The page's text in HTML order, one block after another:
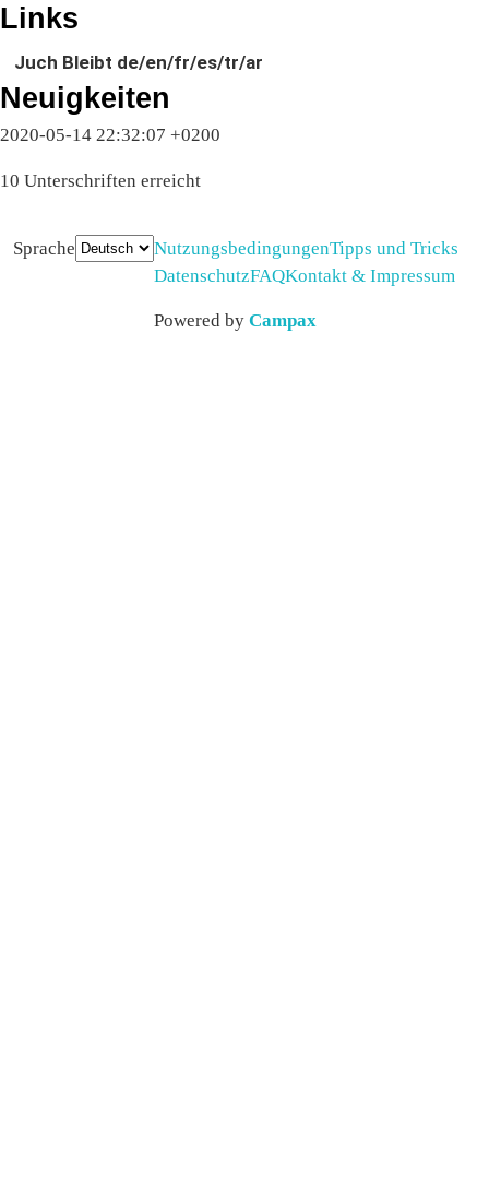
Links
Juch Bleibt de/en/fr/es/tr/ar
Neuigkeiten
2020-05-14 22:32:07 +0200
10 Unterschriften erreicht
Sprache NutzungsbedingungenTipps und Tricks
DatenschutzFAQKontakt & Impressum
Powered by Campax